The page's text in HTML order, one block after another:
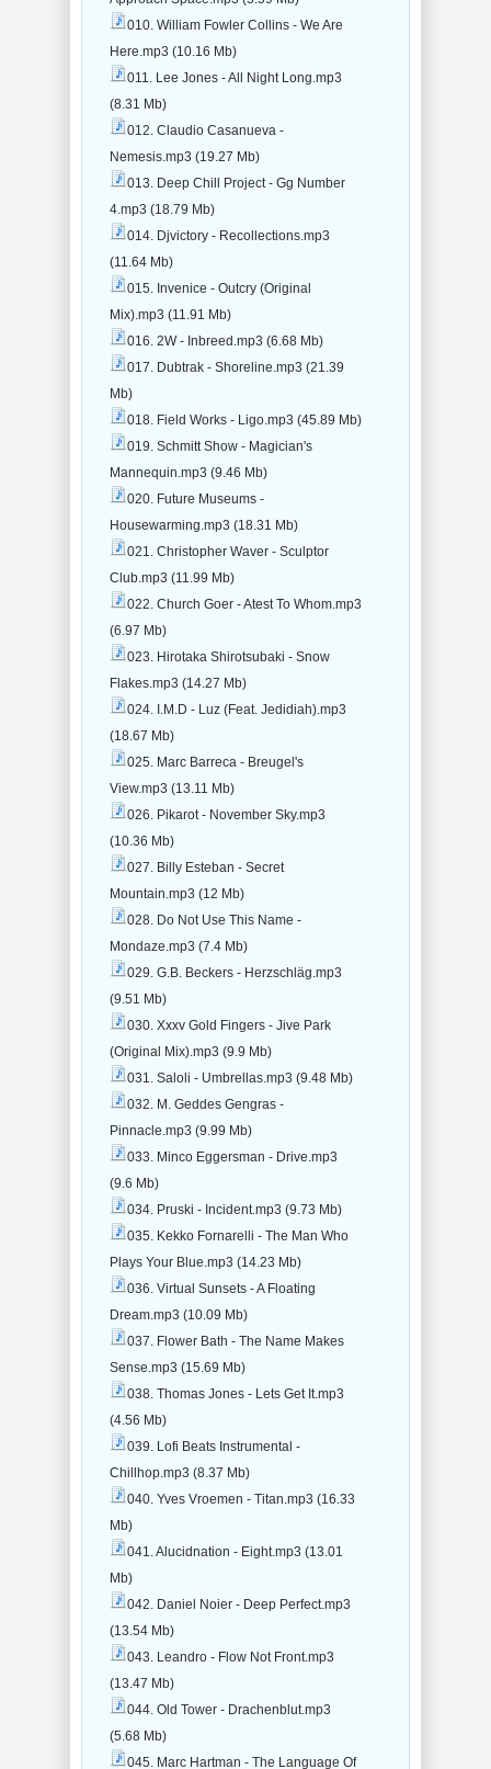
010. William Fowler Collins - We Are
Here.mp3 (10.16 Mb)
011. Lee Jones - All Night Long.mp3
(8.31 Mb)
012. Claudio Casanueva -
Nemesis.mp3 (19.27 Mb)
013. Deep Chill Project - Gg Number
4.mp3 (18.79 Mb)
014. Djvictory - Recollections.mp3
(11.64 Mb)
015. Invenice - Outcry (Original
Mix).mp3 (11.91 Mb)
016. 2W - Inbreed.mp3 (6.68 Mb)
017. Dubtrak - Shoreline.mp3 (21.39
Mb)
018. Field Works - Ligo.mp3 (45.89 Mb)
019. Schmitt Show - Magician's
Mannequin.mp3 (9.46 Mb)
020. Future Museums -
Housewarming.mp3 (18.31 Mb)
021. Christopher Waver - Sculptor
Club.mp3 (11.99 Mb)
022. Church Goer - Atest To Whom.mp3
(6.97 Mb)
023. Hirotaka Shirotsubaki - Snow
Flakes.mp3 (14.27 Mb)
024. I.M.D - Luz (Feat. Jedidiah).mp3
(18.67 Mb)
025. Marc Barreca - Breugel's
View.mp3 (13.11 Mb)
026. Pikarot - November Sky.mp3
(10.36 Mb)
027. Billy Esteban - Secret
Mountain.mp3 (12 Mb)
028. Do Not Use This Name -
Mondaze.mp3 (7.4 Mb)
029. G.B. Beckers - Herzschläg.mp3
(9.51 Mb)
030. Xxxv Gold Fingers - Jive Park
(Original Mix).mp3 (9.9 Mb)
031. Saloli - Umbrellas.mp3 (9.48 Mb)
032. M. Geddes Gengras -
Pinnacle.mp3 (9.99 Mb)
033. Minco Eggersman - Drive.mp3
(9.6 Mb)
034. Pruski - Incident.mp3 (9.73 Mb)
035. Kekko Fornarelli - The Man Who
Plays Your Blue.mp3 (14.23 Mb)
036. Virtual Sunsets - A Floating
Dream.mp3 (10.09 Mb)
037. Flower Bath - The Name Makes
Sense.mp3 (15.69 Mb)
038. Thomas Jones - Lets Get It.mp3
(4.56 Mb)
039. Lofi Beats Instrumental -
Chillhop.mp3 (8.37 Mb)
040. Yves Vroemen - Titan.mp3 (16.33
Mb)
041. Alucidnation - Eight.mp3 (13.01
Mb)
042. Daniel Noier - Deep Perfect.mp3
(13.54 Mb)
043. Leandro - Flow Not Front.mp3
(13.47 Mb)
044. Old Tower - Drachenblut.mp3
(5.68 Mb)
045. Marc Hartman - The Language Of